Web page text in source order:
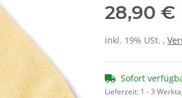
28,90 €
inkl. 19% USt. ,
Sofort
Lieferzeit: 1 - 3